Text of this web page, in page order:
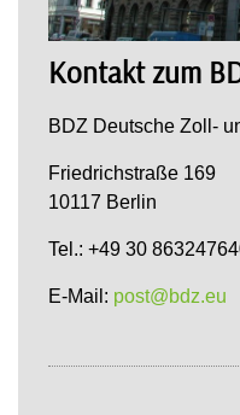
Kontakt zum
BDZ Deutsche Zoll-
Friedrichstraße 169
10117 Berlin
Tel.: +49 30
E-Mail: post@bdz.eu